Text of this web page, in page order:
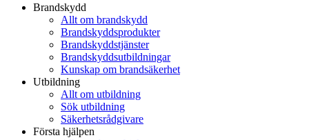
Brandskydd
Allt om brandskydd
Brandskyddsprodukter
Brandskyddstjänster
Brandskyddsutbildningar
Kunskap om brandsäkerhet
Utbildning
Allt om utbildning
Sök utbildning
Säkerhetsrådgivare
Första hjälpen